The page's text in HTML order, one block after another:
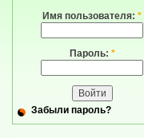
Имя пользователя: *
Пароль: *
Забыли пароль?